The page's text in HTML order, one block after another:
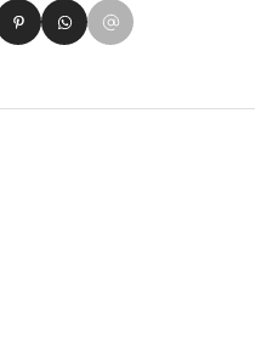
Xsu LinkedIn
su Pinterest
Condividi su WhatsApp
Condividi su Email